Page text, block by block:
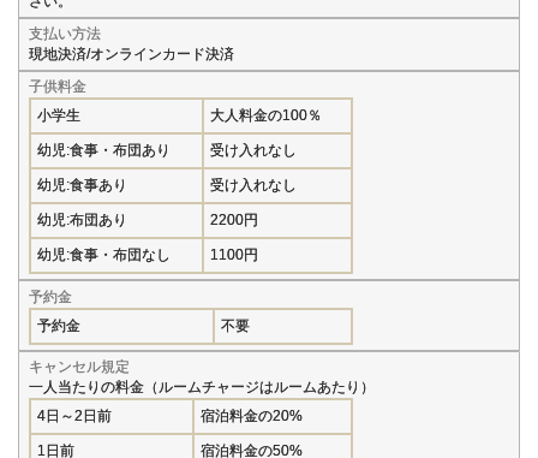
支払い方法
現地決済/オンラインカード決済
子供料金
小学生
大人料金の100％
幼児:食事・布団あり 受け入れなし
幼児:食事あり 受け入れなし
幼児:布団あり 2200円
幼児:食事・布団なし 1100円
予約金
予約金
不要
キャンセル規定
一人当たりの料金（ルームチャージはルームあたり）
4日～2日前
宿泊料金の20%
1日前 宿泊料金の50%